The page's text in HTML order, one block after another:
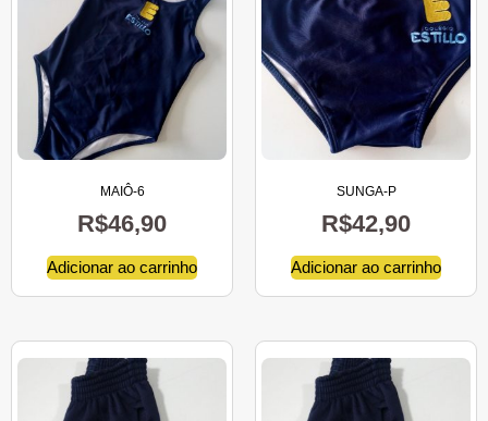
MAIÔ-6
R$46,90
Adicionar ao carrinho
SUNGA-P
R$42,90
Adicionar ao carrinho